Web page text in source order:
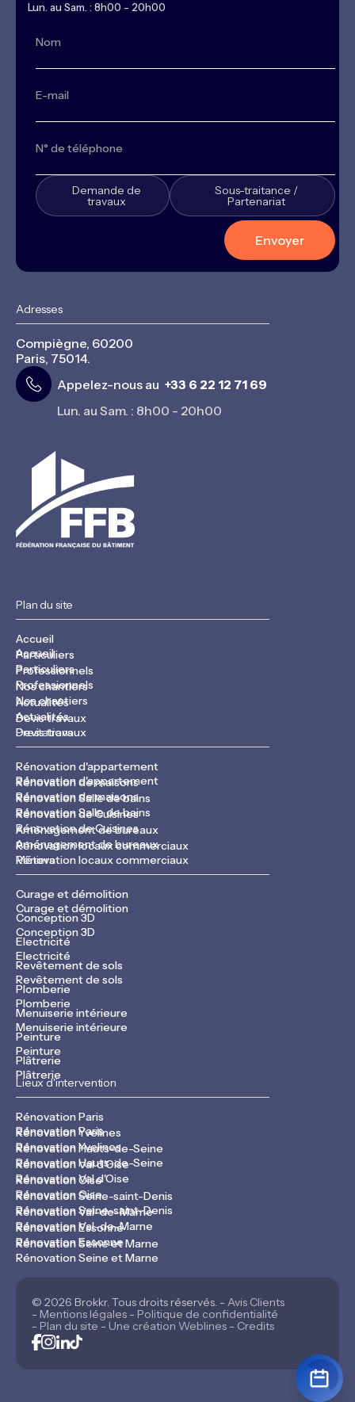
Lun. au Sam. : 8h00 - 20h00
Demande de
travaux
Sous-traitance /
Partenariat
Plan du site
Accueil
Accueil
Particuliers
Particuliers
Professionnels
Professionnels
Nos chantiers
Nos chantiers
Actualités
Actualités
Devis travaux
Devis travaux
Prestations
Rénovation d'appartement
Rénovation d'appartement
Rénovation de maisons
Rénovation de maisons
Rénovation Salle de bains
Rénovation Salle de bains
Rénovation de Cuisines
Rénovation de Cuisines
Aménagement de bureaux
Aménagement de bureaux
Rénovation locaux commerciaux
Rénovation locaux commerciaux
Métiers
Curage et démolition
Curage et démolition
Conception 3D
Conception 3D
Electricité
Electricité
Revêtement de sols
Revêtement de sols
Plomberie
Plomberie
Menuiserie intérieure
Menuiserie intérieure
Peinture
Peinture
Plâtrerie
Plâtrerie
Lieux d'intervention
Rénovation Paris
Rénovation Paris
Rénovation Yvelines
Rénovation Yvelines
Rénovation Hauts-de-Seine
Rénovation Hauts-de-Seine
Rénovation Val d'Oise
Rénovation Val d'Oise
Rénovation Oise
Rénovation Oise
Rénovation Seine-saint-Denis
Rénovation Seine-saint-Denis
Rénovation Val-de-Marne
Rénovation Val-de-Marne
Rénovation Essonne
Rénovation Essonne
Rénovation Seine et Marne
Rénovation Seine et Marne
Adresses
Compiègne, 60200
Paris, 75014.
Appelez-nous au +33 6 22 12 71 69
Lun. au Sam. : 8h00 - 20h00
© 2026 Brokkr. Tous droits réservés. - Avis Clients
- Mentions légales - Politique de confidentialité
- Plan du site - Une création Weblines - Credits